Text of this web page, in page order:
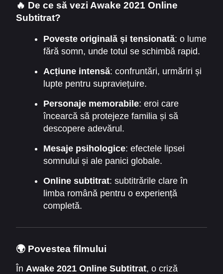
🔥 De ce să vezi Awake 2021 Online
Subtitrat?
Poveste originală și tensionată: o lume
fără somn, unde totul se schimbă rapid.
Acțiune intensă: confruntări, urmăriri și
lupte pentru supraviețuire.
Personaje memorabile: eroi care
încearcă să protejeze familia și să
descopere adevărul.
Mesaje psihologice: efectele lipsei
somnului și ale panici globale.
Online subtitrat: subtitrările clare în
limba română pentru o experiență
completă.
🌍 Povestea filmului
În Awake 2021 Online Subtitrat, o criză